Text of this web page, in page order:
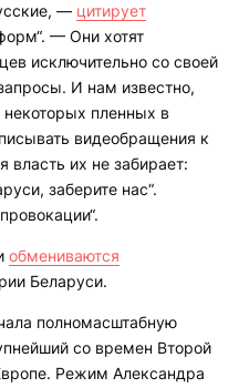
— цитирует
— Они хотят
исключительно со своей
И нам известно,
пленных в
видеобращения к
власть их не забирает:
заберите нас“.
обмениваются
Беларуси.
полномасштабную
со времен Второй
Режим Александра